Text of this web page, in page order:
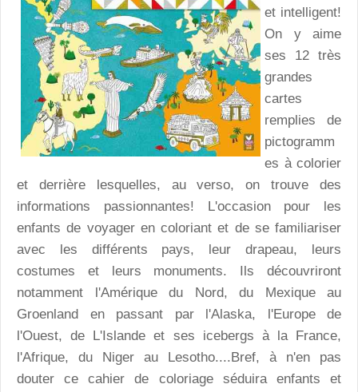
et intelligent!
On y aime
ses 12 très
grandes
cartes
remplies de
pictogramm
es à colorier
et derrière lesquelles, au verso, on trouve des
informations passionnantes! L'occasion pour les
enfants de voyager en coloriant et de se familiariser
avec les différents pays, leur drapeau, leurs
costumes et leurs monuments. Ils découvriront
notamment l'Amérique du Nord, du Mexique au
Groenland en passant par l'Alaska, l'Europe de
l'Ouest, de L'Islande et ses icebergs à la France,
l'Afrique, du Niger au Lesotho....Bref, à n'en pas
douter ce cahier de coloriage séduira enfants et